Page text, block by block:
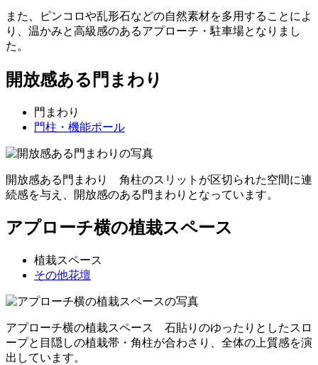
また、ピンコロや乱形石などの自然素材を多用することによ
り、温かみと高級感のあるアプローチ・駐車場となりまし
た。
開放感ある門まわり
門まわり
門柱・機能ポール
開放感ある門まわり 角柱のスリットが区切られた空間に連
続感を与え、開放感のある門まわりとなっています。
アプローチ横の植栽スペース
植栽スペース
その他花壇
アプローチ横の植栽スペース 石貼りのゆったりとしたスロ
ープと目隠しの植栽帯・角柱が合わさり、全体の上質感を演
出しています。